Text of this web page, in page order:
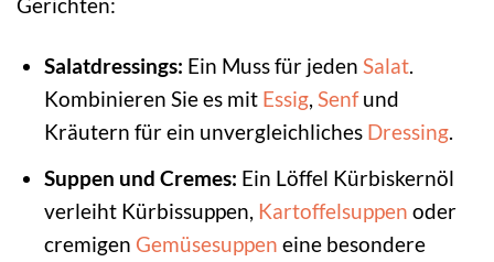
Gerichten:
Salatdressings: Ein Muss für jeden Salat.
Kombinieren Sie es mit Essig, Senfund
Kräutern für ein unvergleichliches Dressing.
Suppen und Cremes: Ein Löffel Kürbiskernöl
verleiht Kürbissuppen, Kartoffelsuppen oder
cremigen Gemüsesuppen eine besondere